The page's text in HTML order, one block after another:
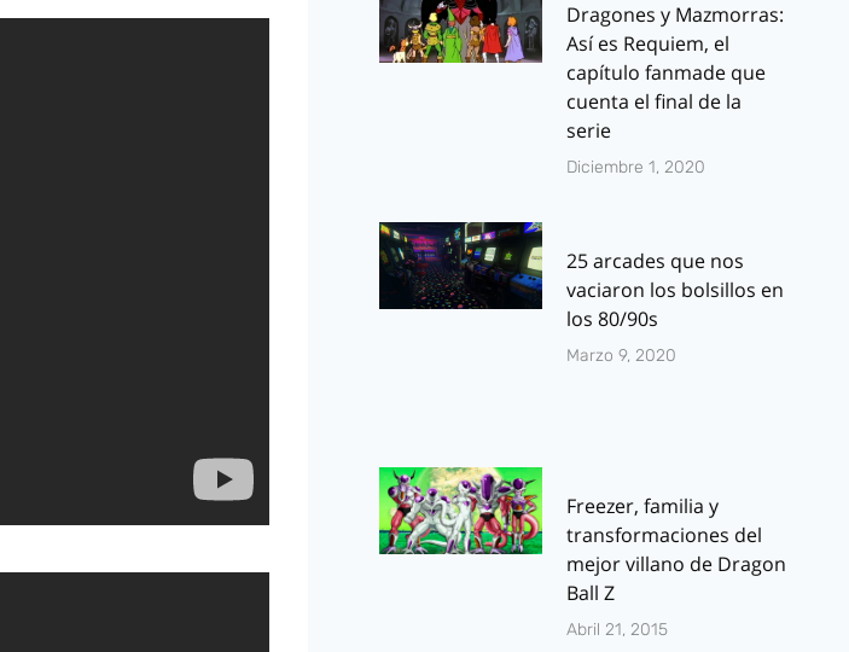
Dragones y Mazmorras:
Así es Requiem, el
capítulo fanmade que
cuenta el final de la
serie
Diciembre 1, 2020
25 arcades que nos
vaciaron los bolsillos en
los 80/90s
Marzo 9, 2020
Freezer, familia y
transformaciones del
mejor villano de Dragon
Ball Z
Abril 21, 2015